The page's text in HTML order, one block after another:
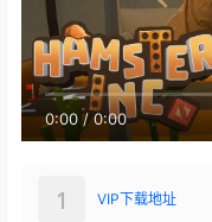
0:00/0:00
VIP下载地址
1